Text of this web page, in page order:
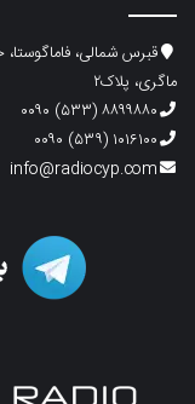
ماگری، پلاک۲
۸۸۹۹۸۸۰ (۵۳۳) ۰۰۹۰
۱۰۱۶۱۰۰ (۵۳۹) ۰۰۹۰
info@radiocyp.com